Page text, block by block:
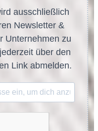
ausschließlich
Newsletter &
Unternehmen zu
über den
Link abmelden.